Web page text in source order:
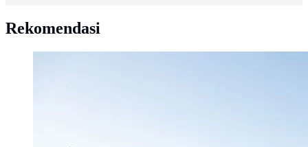
Rekomendasi